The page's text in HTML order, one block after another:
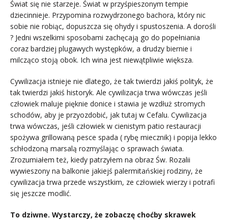
Świat się nie starzeje. Świat w przyśpieszonym tempie
dziecinnieje. Przypomina rozwydrzonego bachora, który nic
sobie nie robiąc, dopuszcza się ohydy i spustoszenia. A dorośli
? Jedni wszelkimi sposobami zachęcają go do popełniania
coraz bardziej plugawych występków, a drudzy biernie i
milcząco stoją obok. Ich wina jest niewątpliwie większa.
Cywilizacja istnieje nie dlatego, że tak twierdzi jakiś polityk, że
tak twierdzi jakiś historyk. Ale cywilizacja trwa wówczas jeśli
człowiek maluje pięknie donice i stawia je wzdłuż stromych
schodów, aby je przyozdobić, jak tutaj w Cefalu. Cywilizacja
trwa wówczas, jeśli człowiek w cienistym patio restauracji
spożywa grillowaną pesce spada ( rybę miecznik) i popija lekko
schłodzoną marsalą rozmyślając o sprawach świata.
Zrozumiałem też, kiedy patrzyłem na obraz Św. Rozalii
wywieszony na balkonie jakiejś palermitańskiej rodziny, że
cywilizacja trwa przede wszystkim, ze człowiek wierzy i potrafi
się jeszcze modlić.
To dziwne. Wystarczy, że zobaczę choćby skrawek